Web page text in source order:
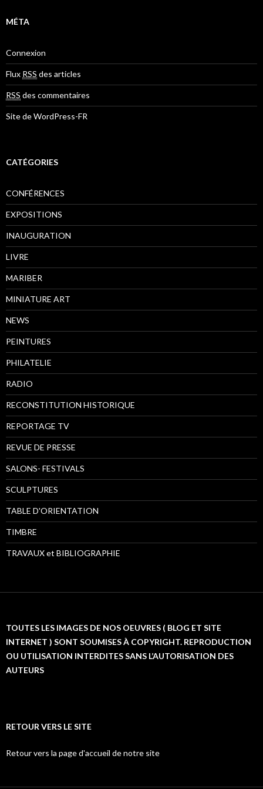
MÉTA
Connexion
Flux RSS des articles
RSS des commentaires
Site de WordPress-FR
CATÉGORIES
CONFÉRENCES
EXPOSITIONS
INAUGURATION
LIVRE
MARIBER
MINIATURE ART
NEWS
PEINTURES
PHILATELIE
RADIO
RECONSTITUTION HISTORIQUE
REPORTAGE TV
REVUE DE PRESSE
SALONS- FESTIVALS
SCULPTURES
TABLE D'ORIENTATION
TIMBRE
TRAVAUX et BIBLIOGRAPHIE
TOUTES LES IMAGES DE NOS OEUVRES ( BLOG ET SITE
INTERNET ) SONT SOUMISES À COPYRIGHT. REPRODUCTION
OU UTILISATION INTERDITES SANS L’AUTORISATION DES
AUTEURS
RETOUR VERS LE SITE
Retour vers la page d'accueil de notre site